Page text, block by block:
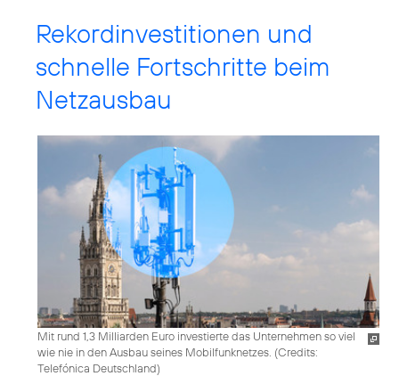
Rekordinvestitionen und
schnelle Fortschritte beim
Netzausbau
Mit rund 1,3 Milliarden Euro investierte das Unternehmen so viel
wie nie in den Ausbau seines Mobilfunknetzes. (Credits:
Telefónica Deutschland)